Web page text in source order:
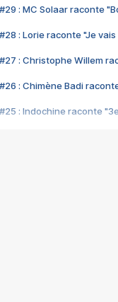
#29 : MC Solaar raconte
#28 : Lorie raconte "Je
#27 : Christophe Willem
#26 : Chimène Badi
#25 : Indochine raconte